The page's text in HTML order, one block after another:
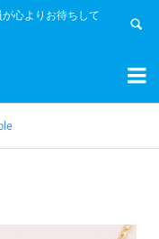
心よりお待ちして

